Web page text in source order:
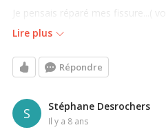
Je pensais réparé mes fissure...(
Suite au remarque sur votre
merci d'un Ga désespérer
Lire plus
Répondre
S Stéphane Desrochers
il y a 8 ans